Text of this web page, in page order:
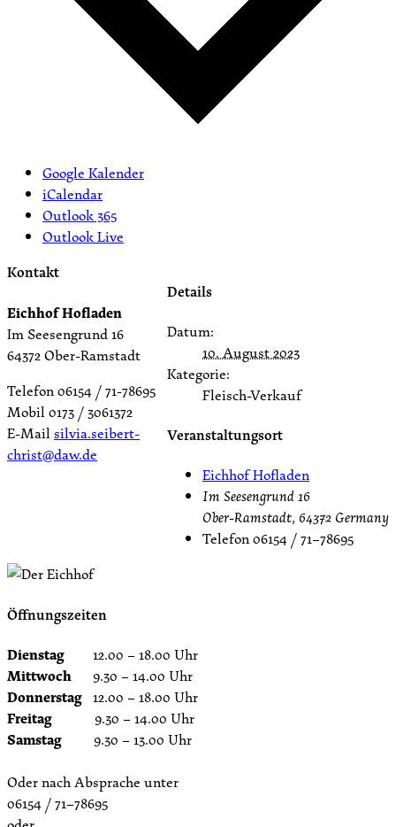
Google Kalender
iCalendar
Outlook 365
Outlook Live
Details
Datum:
10. August 2023
Kategorie:
Fleisch-Verkauf
Veranstaltungsort
Eichhof Hofladen
Im Seesengrund 16
Ober-Ramstadt, 64372 Germany
Telefon06154 / 71–78695
Kontakt
Eichhof Hofladen
Im Seesengrund 16
64372 Ober-Ramstadt
Telefon 06154 / 71-78695
Mobil 0173 / 3061372
E-Mailsilvia.seibert-
christ@daw.de
Öffnungszeiten
Dienstag 12.00 – 18.00 Uhr
Mittwoch 9.30 – 14.00 Uhr
Donnerstag 12.00 – 18.00 Uhr
Freitag 9.30 – 14.00 Uhr
Samstag 9.30 – 13.00 Uhr
Oder nach Absprache unter
06154 / 71–78695